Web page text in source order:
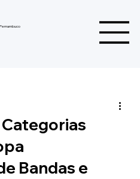
Bandas e